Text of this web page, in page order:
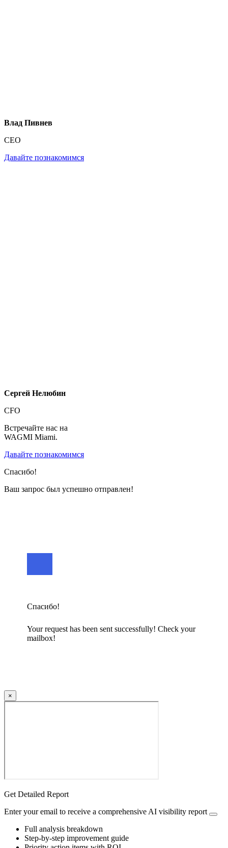
Влад Пивнев
CEO
Давайте познакомимся
Сергей Нелюбин
CFO
Встречайте нас на
WAGMI Miami.
Давайте познакомимся
Спасибо!
Ваш запрос был успешно отправлен!
Спасибо!
Your request has been sent successfully! Check your
mailbox!
×
Get Detailed Report
Enter your email to receive a comprehensive AI visibility report
Full analysis breakdown
Step-by-step improvement guide